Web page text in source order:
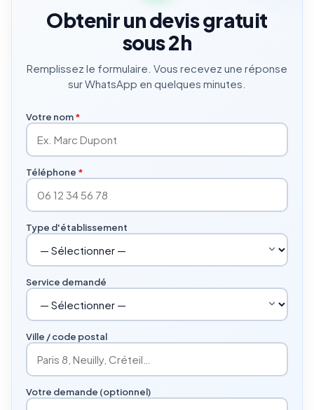
Obtenir un devis gratuit
sous 2h
Remplissez le formulaire. Vous recevez une réponse
sur WhatsApp en quelques minutes.
Votre nom*
Téléphone *
Type d'établissement
Service demandé
Ville / code postal
Votre demande (optionnel)